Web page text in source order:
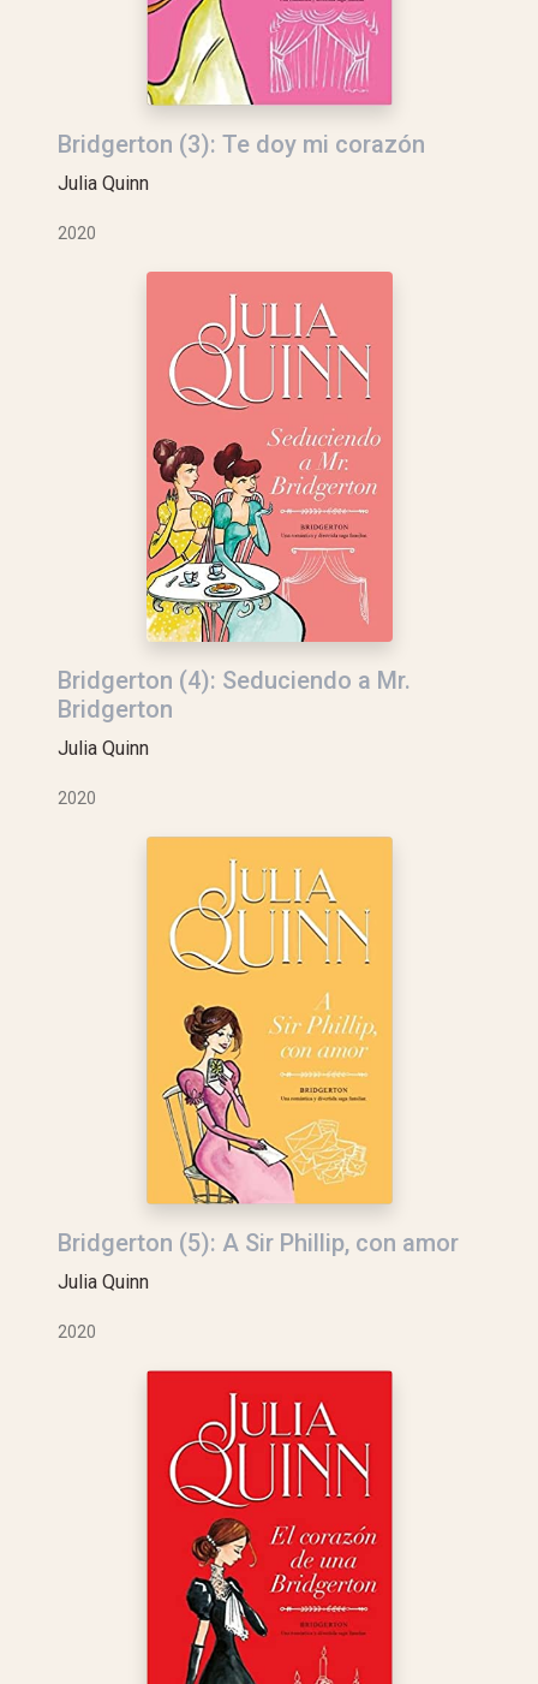
Bridgerton (3): Te doy mi corazón
Julia Quinn
2020
Bridgerton (4): Seduciendo a Mr.
Bridgerton
Julia Quinn
2020
Bridgerton (5): A Sir Phillip, con amor
Julia Quinn
2020